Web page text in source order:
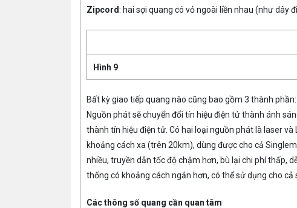
Zipcord: hai sợi quang có vỏ ngoài liền nhau (như dây
Hình 9
Bất kỳ giao tiếp quang nào cũng bao gồm 3 thành
Nguồn phát sẽ chuyển đổi tín hiệu điện tử thành ánh
thành tín hiệu điện tử. Có hai loại nguồn phát là laser và
khoảng cách xa (trên 20km), dùng được cho cả
nhiều, truyền dẫn tốc độ chậm hơn, bù lại chi phí thấp,
thống có khoảng cách ngắn hơn, có thể sử dụng cho
Các thông số quang cần quan tâm